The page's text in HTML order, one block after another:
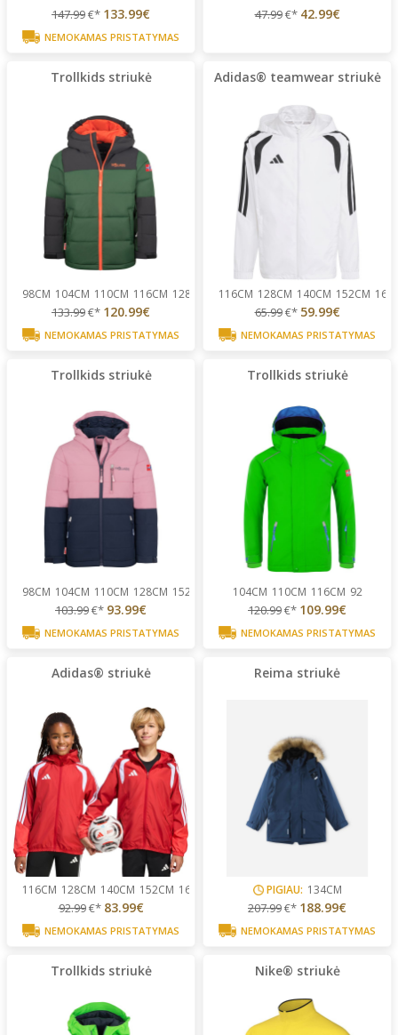
147.99€* 133.99€
NEMOKAMAS PRISTATYMAS
47.99€* 42.99€
Trollkids striukė
98CM 104CM 110CM 116CM 128CM
133.99€* 120.99€
NEMOKAMAS PRISTATYMAS
Adidas® teamwear striukė
116CM 128CM 140CM 152CM
65.99€* 59.99€
NEMOKAMAS PRISTATYMAS
Trollkids striukė
98CM 104CM 110CM 128CM 152CM
103.99€* 93.99€
NEMOKAMAS PRISTATYMAS
Trollkids striukė
104CM 110CM 116CM 92
120.99€* 109.99€
NEMOKAMAS PRISTATYMAS
Adidas® striukė
116CM 128CM 140CM 152CM 164CM
92.99€* 83.99€
NEMOKAMAS PRISTATYMAS
Reima striukė
PIGIAU: 134CM
207.99€* 188.99€
NEMOKAMAS PRISTATYMAS
Trollkids striukė Nike® striukė